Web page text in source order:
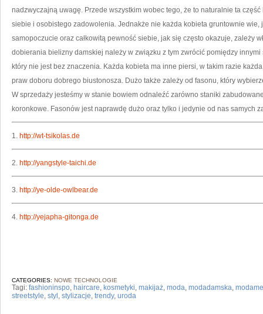
nadzwyczajną uwagę. Przede wszystkim wobec tego, że to naturalnie ta
siebie i osobistego zadowolenia. Jednakże nie każda kobieta gruntownie wie,
samopoczucie oraz całkowitą pewność siebie, jak się często okazuje, zależy
dobierania bielizny damskiej należy w związku z tym zwrócić pomiędzy
który nie jest bez znaczenia. Każda kobieta ma inne piersi, w takim razie
praw doboru dobrego biustonosza. Dużo także zależy od fasonu, który
W sprzedaży jesteśmy w stanie bowiem odnaleźć zarówno staniki
koronkowe. Fasonów jest naprawdę dużo oraz tylko i jedynie od nas samych
1. http://wt-tsikolas.de
2. http://yangstyle-taichi.de
3. http://ye-olde-owlbear.de
4. http://yejapha-gitonga.de
CATEGORIES: NOWE TECHNOLOGIE
Tagi: fashioninspo, haircare, kosmetyki, makijaż, moda, modadamska,
streetstyle, styl , stylizacje, trendy, uroda